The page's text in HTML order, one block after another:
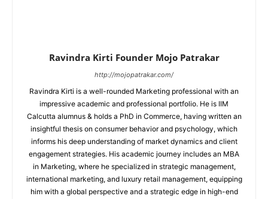
Ravindra Kirti Founder Mojo Patrakar
http://mojopatrakar.com/
Ravindra Kirti is a well-rounded Marketing professional with an
impressive academic and professional portfolio. He is IIM
Calcutta alumnus & holds a PhD in Commerce, having written an
insightful thesis on consumer behavior and psychology, which
informs his deep understanding of market dynamics and client
engagement strategies. His academic journey includes an MBA
in Marketing, where he specialized in strategic management,
international marketing, and luxury retail management, equipping
him with a global perspective and a strategic edge in high-end